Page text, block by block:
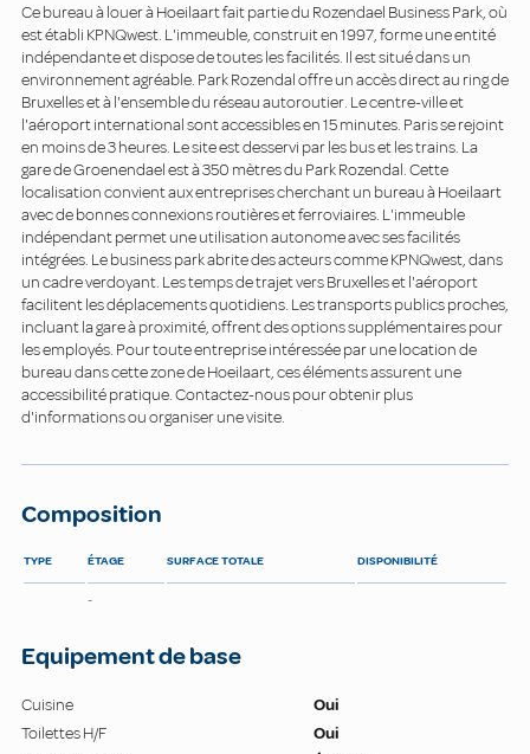
Ce bureau à louer à Hoeilaart fait partie du Rozendael Business Park, où
est établi KPNQwest. L'immeuble, construit en 1997, forme une entité
indépendante et dispose de toutes les facilités. Il est situé dans un
environnement agréable. Park Rozendal offre un accès direct au ring de
Bruxelles et à l'ensemble du réseau autoroutier. Le centre-ville et
l'aéroport international sont accessibles en 15 minutes. Paris se rejoint
en moins de 3 heures. Le site est desservi par les bus et les trains. La
gare de Groenendael est à 350 mètres du Park Rozendal. Cette
localisation convient aux entreprises cherchant un bureau à Hoeilaart
avec de bonnes connexions routières et ferroviaires. L'immeuble
indépendant permet une utilisation autonome avec ses facilités
intégrées. Le business park abrite des acteurs comme KPNQwest, dans
un cadre verdoyant. Les temps de trajet vers Bruxelles et l'aéroport
facilitent les déplacements quotidiens. Les transports publics proches,
incluant la gare à proximité, offrent des options supplémentaires pour
les employés. Pour toute entreprise intéressée par une location de
bureau dans cette zone de Hoeilaart, ces éléments assurent une
accessibilité pratique. Contactez-nous pour obtenir plus
d'informations ou organiser une visite.
Composition
TYPE ÉTAGE SURFACE TOTALE DISPONIBILITÉ
-
Equipement de base
Cuisine
Oui
Toilettes H/F
Oui